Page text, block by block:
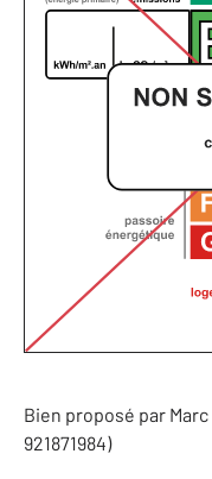
Bien proposé par Marc
921871984)